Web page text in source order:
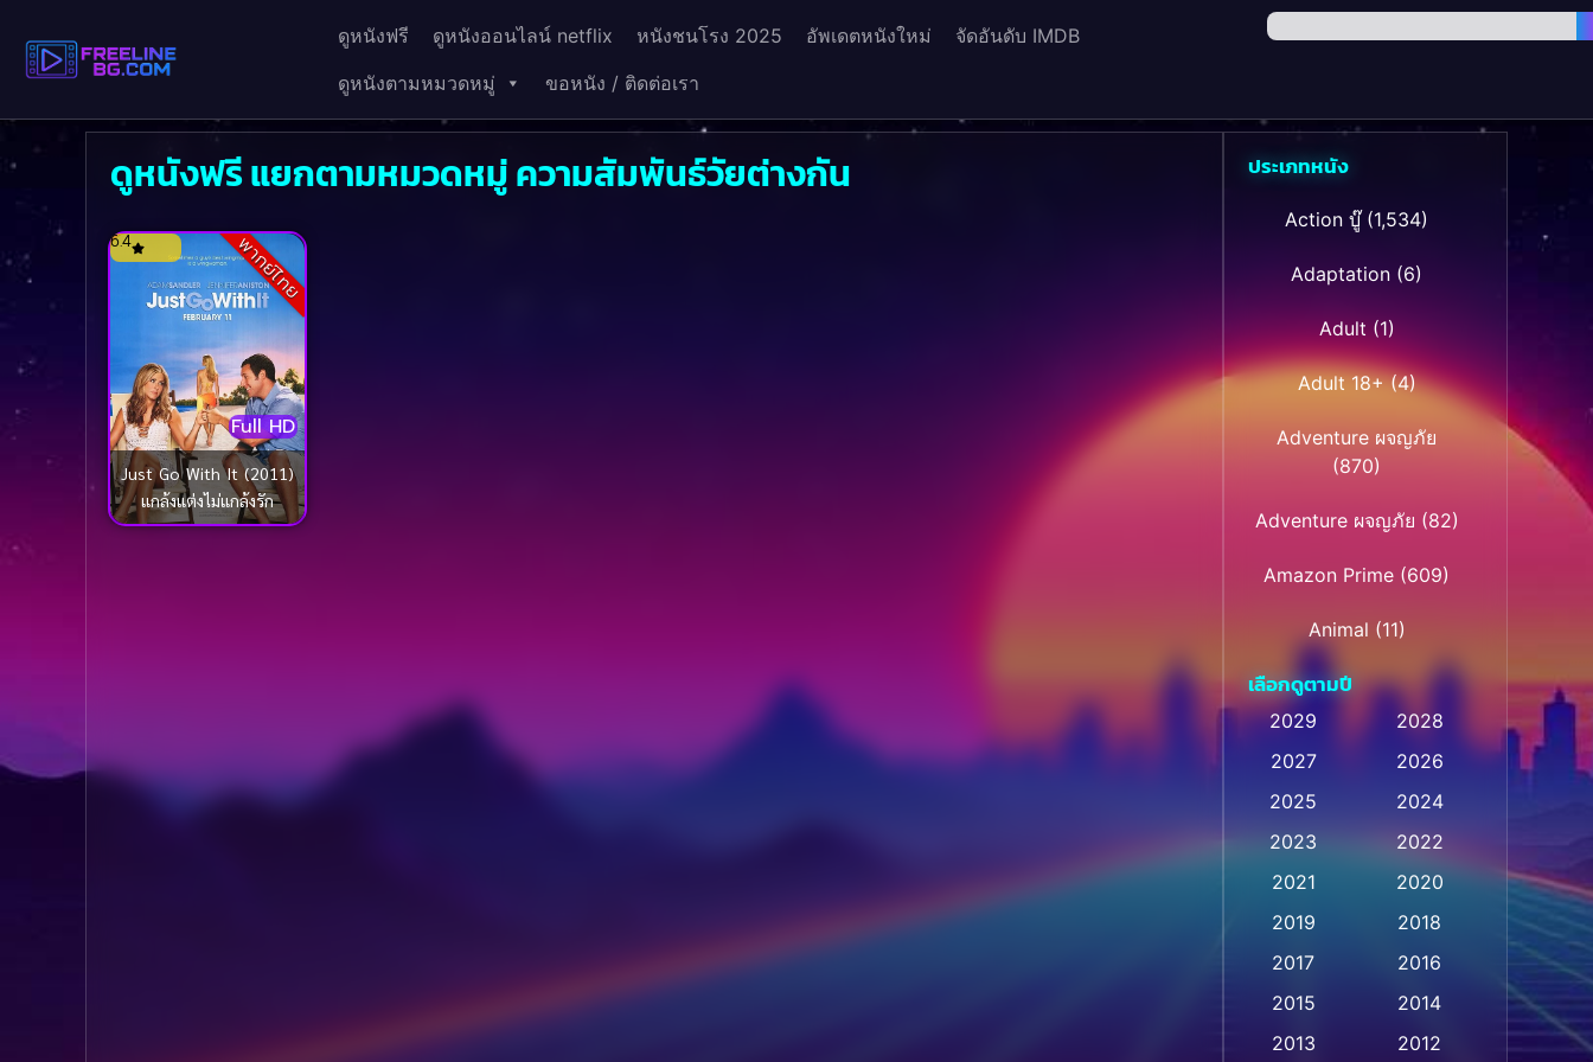
ดูหนังฟรี ดูหนังออนไลน์ netflix หนังชนโรง 2025 อัพเดตหนังใหม่
จัดอันดับ IMDB
ดูหนังตามหมวดหมู่
ขอหนัง / ติดต่อเรา
ดูหนังฟรี แยกตามหมวดหมู่ ความสัมพันธ์วัยต่างกัน
พากย์ไทย
Full HD
6.4
Just Go With It (2011)
แกล้งแต่งไม่แกล้งรัก
ประเภทหนัง
Action บู๊(1,534)
Adaptation (6)
Adult(1)
Adult 18+(4)
Adventure ผจญภัย
(870)
Adventure ผจญภัย (82)
Amazon Prime (609)
Animal (11)
Animation การ์ตูน (28)
Animation การ์ตูน
Animation อนิเมชั่น(1)
Animation แอนิเมชั่น(1)
Anthology (2)
เลือกดูตามปี
2029
2028
2027
2026
2025
2024
2023
2022
2021
2020
2019
2018
2017
2016
2015
2014
2013
2012